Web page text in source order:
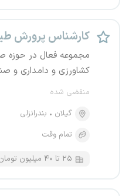
کارشناس پرورش
مجموعه فعال در حوزه
کشاورزی و دامداری و
منقضی شده
گیلان
بندرانزلی
تمام وقت
۲۵ تا ۴۰ میلیون تومان